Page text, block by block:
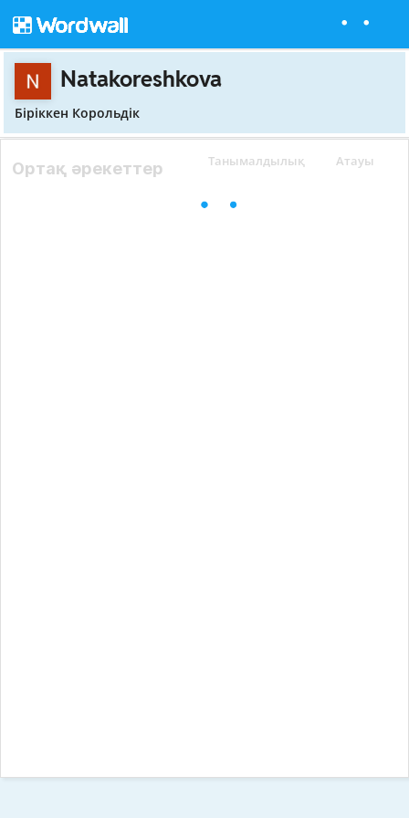
Natakoreshkova
Біріккен Корольдік
Танымалдылық Атауы
Ортақ әрекеттер